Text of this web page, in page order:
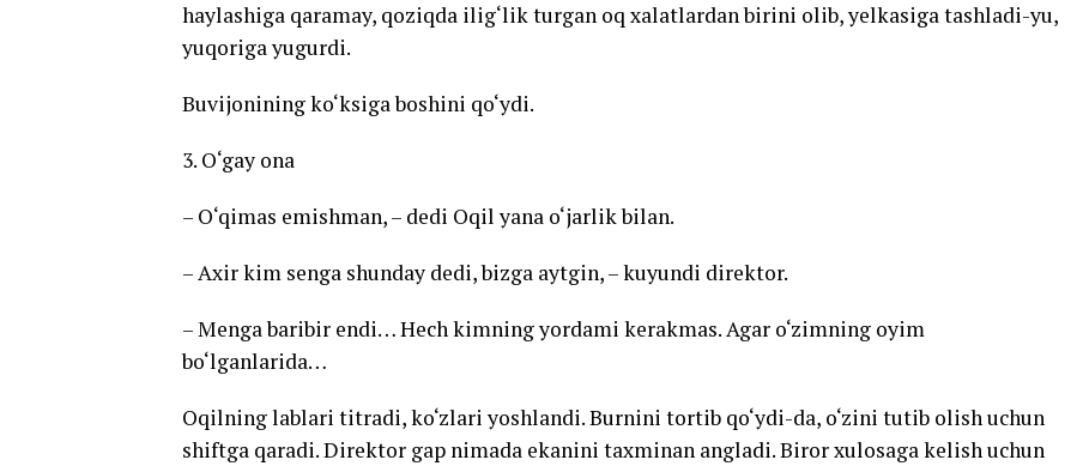
haylashiga qaramay, qoziqda ilig‘lik turgan oq xalatlardan birini olib, yelkasiga tashladi-yu,
yuqoriga yugurdi.
Buvijonining ko‘ksiga boshini qo‘ydi.
3. O‘gay ona
– O‘qimas emishman, – dedi Oqil yana o‘jarlik bilan.
– Axir kim senga shunday dedi, bizga aytgin, – kuyundi direktor.
– Menga baribir endi… Hech kimning yordami kerakmas. Agar o‘zimning oyim
bo‘lganlarida…
Oqilning lablari titradi, ko‘zlari yoshlandi. Burnini tortib qo‘ydi-da, o‘zini tutib olish uchun
shiftga qaradi. Direktor gap nimada ekanini taxminan angladi. Biror xulosaga kelish uchun